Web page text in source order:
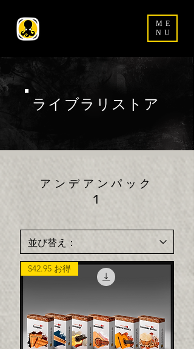
ME
NU
ライブラリストア
アンデアンパック
1
$42.95 お得